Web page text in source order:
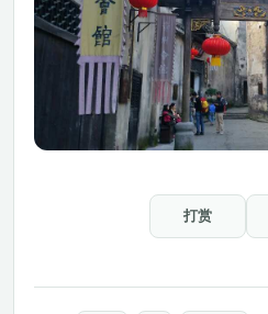
打赏